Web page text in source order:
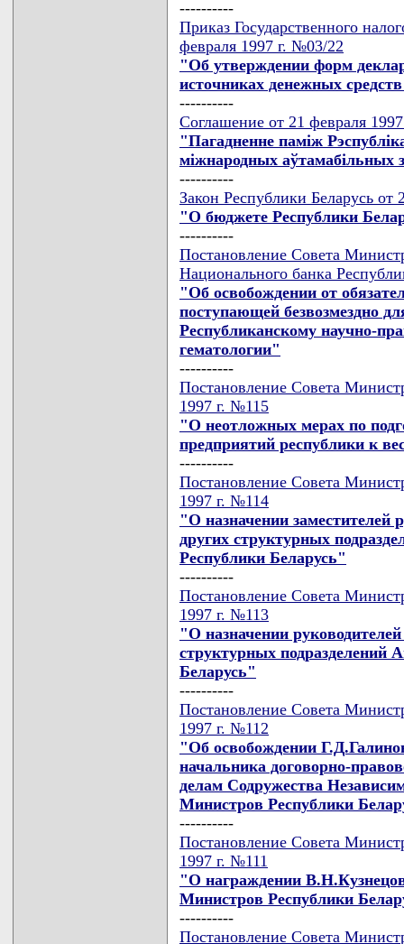
----------
Приказ Государственного
февраля 1997 г. №03/22
"Об утверждении форм
источниках денежных
----------
Соглашение от 21 февраля 1997
"Пагадненне памiж
мiжнародных аўтамабiльных
----------
Закон Республики Беларусь
"О бюджете Республики
----------
Постановление Совета
Национального банка
"Об освобождении от
поступающей безвозмездно
Республиканскому научно-
гематологии"
----------
Постановление Совета
1997 г. №115
"О неотложных мерах по
предприятий республики к
----------
Постановление Совета
1997 г. №114
"О назначении заместителей
других структурных
Республики Беларусь"
----------
Постановление Совета
1997 г. №113
"О назначении
структурных подразделений
Беларусь"
----------
Постановление Совета
1997 г. №112
"Об освобождении
начальника договорно-
делам Содружества
Министров Республики
----------
Постановление Совета
1997 г. №111
"О награждении
Министров Республики
----------
Постановление Совета